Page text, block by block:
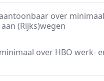
over
(Rijks)wegen
over HBO werk-